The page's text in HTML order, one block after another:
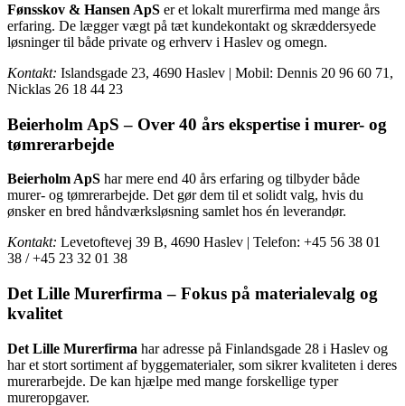
Fønsskov & Hansen ApS er et lokalt murerfirma med mange års
erfaring. De lægger vægt på tæt kundekontakt og skræddersyede
løsninger til både private og erhverv i Haslev og omegn.
Kontakt: Islandsgade 23, 4690 Haslev | Mobil: Dennis 20 96 60 71,
Nicklas 26 18 44 23
Beierholm ApS – Over 40 års ekspertise i murer- og
tømrerarbejde
Beierholm ApS har mere end 40 års erfaring og tilbyder både
murer- og tømrerarbejde. Det gør dem til et solidt valg, hvis du
ønsker en bred håndværksløsning samlet hos én leverandør.
Kontakt: Levetoftevej 39 B, 4690 Haslev | Telefon: +45 56 38 01
38 / +45 23 32 01 38
Det Lille Murerfirma – Fokus på materialevalg og
kvalitet
Det Lille Murerfirma har adresse på Finlandsgade 28 i Haslev og
har et stort sortiment af byggematerialer, som sikrer kvaliteten i deres
murerarbejde. De kan hjælpe med mange forskellige typer
mureropgaver.